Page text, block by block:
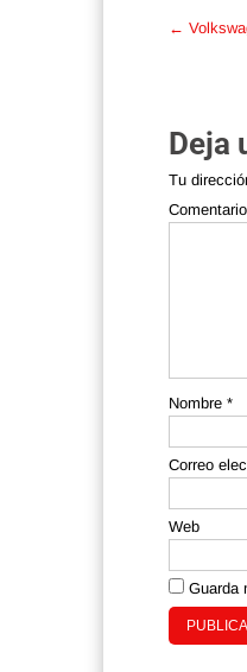
Post
←
Deja
Tu
Comentario
Nombre *
Correo
Web
Guarda